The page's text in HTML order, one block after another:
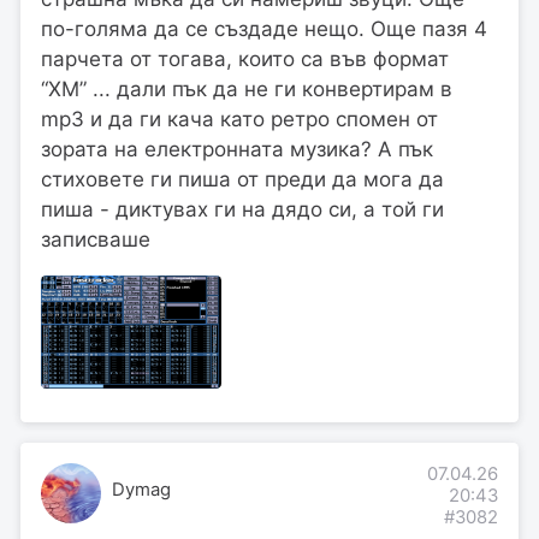
по-голяма да се създаде нещо. Още пазя 4
парчета от тогава, които са във формат
“XM” ... дали пък да не ги конвертирам в
mp3 и да ги кача като ретро спомен от
зората на електронната музика? А пък
стиховете ги пиша от преди да мога да
пиша - диктувах ги на дядо си, а той ги
записваше
Dymag
07.04.26
20:43
#3082